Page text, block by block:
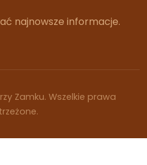
najnowsze informacje.
Zamku. Wszelkie prawa